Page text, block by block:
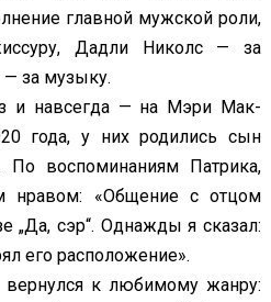
главной мужской роли,
Дадли Николс — за
— за музыку.
и навсегда — на Мэри Мак-
года, у них родились сын
По воспоминаниям Патрика,
нравом: «Общение с отцом
„Да, сэр“. Однажды я сказал:
его расположение».
к любимому жанру: